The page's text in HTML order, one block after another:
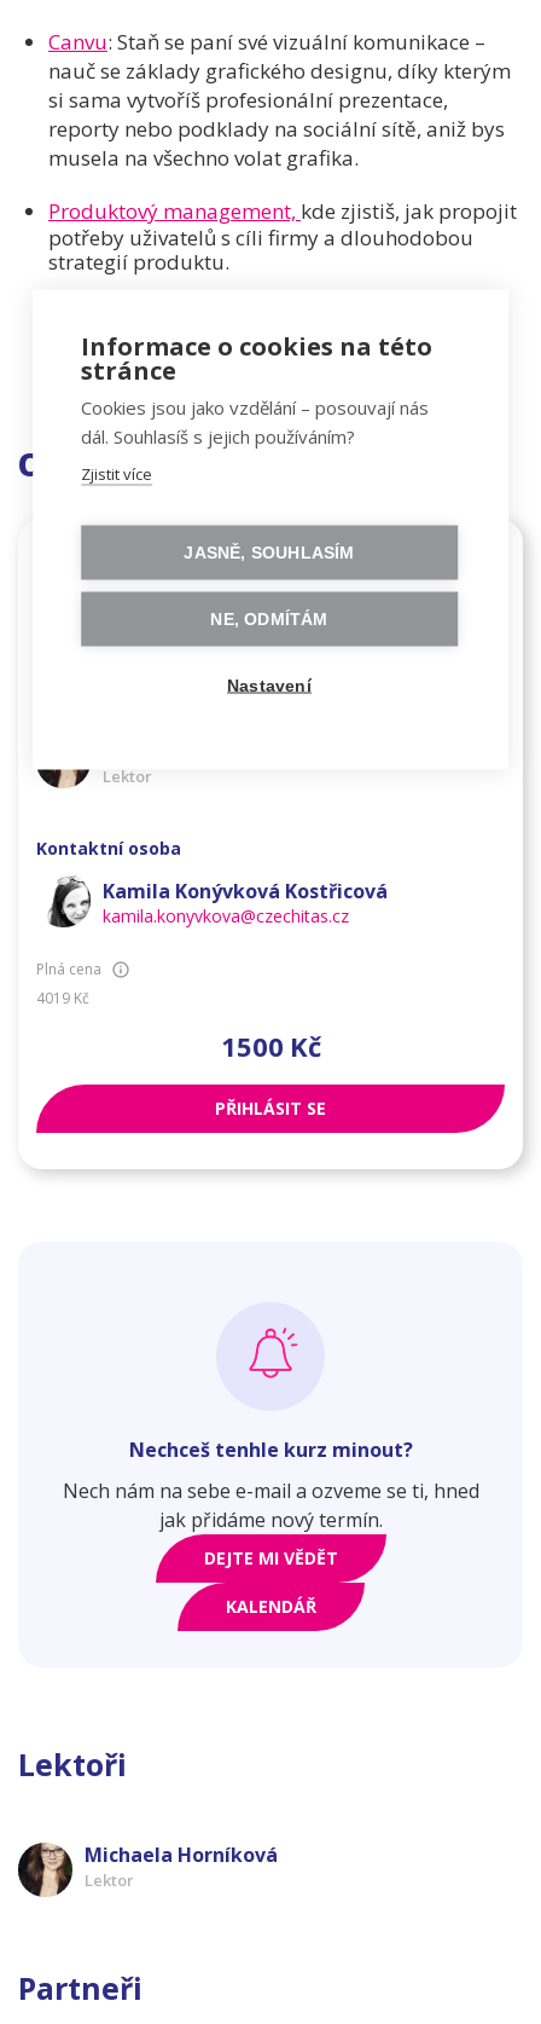
Canvu: Staň se paní své vizuální komunikace –
nauč se základy grafického designu, díky kterým
si sama vytvoříš profesionální prezentace,
reporty nebo podklady na sociální sítě, aniž bys
musela na všechno volat grafika.
Produktový management, kde zjistiš, jak propojit
potřeby uživatelů s cíli firmy a dlouhodobou
strategií produktu.
OTEVŘENÉ TERMÍNY
12.9 13.9.
Online
Ne, 9:00–12:30
Lektor
Kontaktní osoba
Kamila Konývková Kostřicová
kamila.konyvkova@czechitas.cz
Plná cena
4019 Kč
1500 Kč
PŘIHLÁSIT SE
Nechceš tenhle kurz minout?
Nech nám na sebe e-mail a ozveme se ti, hned
jak přidáme nový termín.
DEJTE MI VĚDĚT
KALENDÁŘ
Lektoři
Michaela Horníková
Lektor
Partneři
Informace o cookies na této
stránce
Cookies jsou jako vzdělání – posouvají nás
dál. Souhlasíš s jejich používáním?
Zjistit více
JASNĚ, SOUHLASÍM
NE, ODMÍTÁM
Nastavení